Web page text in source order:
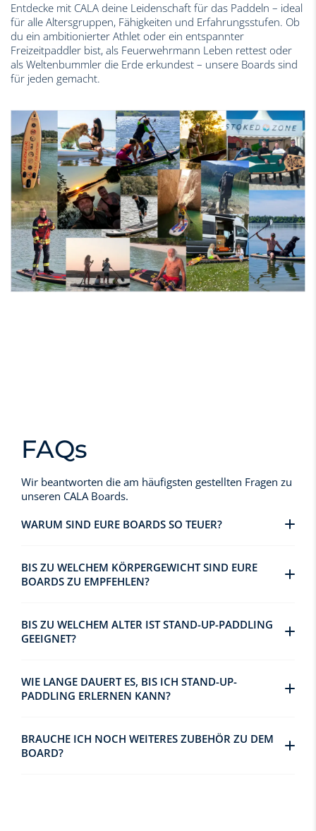
Entdecke mit CALA deine Leidenschaft für das Paddeln – ideal
für alle Altersgruppen, Fähigkeiten und Erfahrungsstufen. Ob
du ein ambitionierter Athlet oder ein entspannter
Freizeitpaddler bist, als Feuerwehrmann Leben rettest oder
als Weltenbummler die Erde erkundest – unsere Boards sind
für jeden gemacht.
FAQs
Wir beantworten die am häufigsten gestellten Fragen zu
unseren CALA Boards.
WARUM SIND EURE BOARDS SO TEUER?
BIS ZU WELCHEM KÖRPERGEWICHT SIND EURE
BOARDS ZU EMPFEHLEN?
BIS ZU WELCHEM ALTER IST STAND-UP-PADDLING
GEEIGNET?
WIE LANGE DAUERT ES, BIS ICH STAND-UP-
PADDLING ERLERNEN KANN?
BRAUCHE ICH NOCH WEITERES ZUBEHÖR ZU DEM
BOARD?